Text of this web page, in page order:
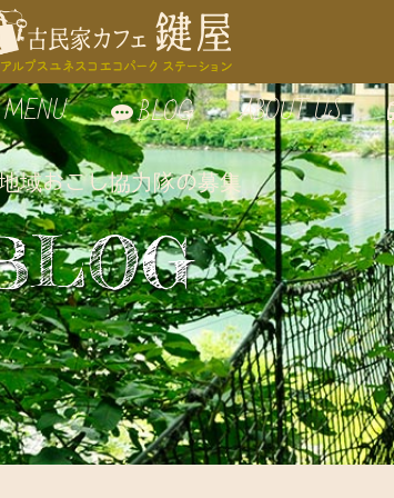
お食事
自家製スイーツ
お飲み物
BLOG ABOUT US
鍵屋の雰囲気
鍵屋のうつわ
古民家で絵付け体験
周辺の見どころ
域おこし協力隊の募集